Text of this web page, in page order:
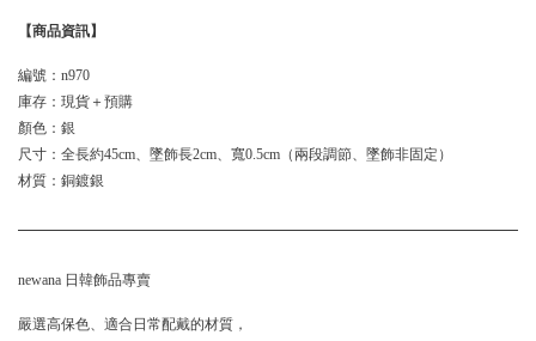
【商品資訊】
編號：n970
庫存：現貨＋預購
顏色：銀
尺寸：全長約45cm、墜飾長2cm、寬0.5cm（兩段調節、墜飾非固定）
材質：銅鍍銀
newana 日韓飾品專賣
嚴選高保色、適合日常配戴的材質，